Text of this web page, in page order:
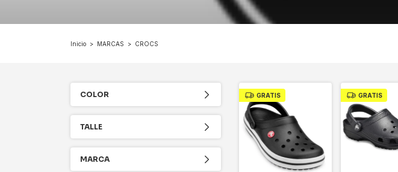
Inicio > MARCAS > CROCS
COLOR
TALLE
MARCA
GRATIS GRATIS